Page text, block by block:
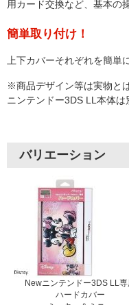
用カード交換など、基本の
簡単取り付け！
上下カバーそれぞれを簡単
※商品デザイン等は実物と
ニンテンドー3DS LL本体は
バリエーション
Newニンテンドー3DS LL専
ハードカバー